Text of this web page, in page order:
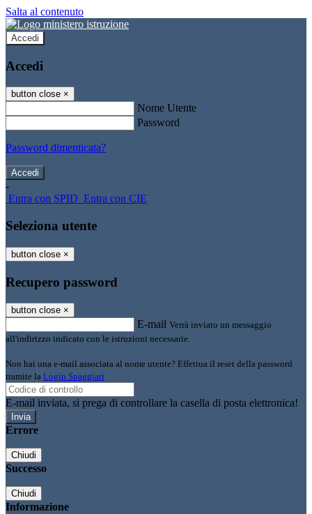
Salta al contenuto
Accedi
Accedi
button close ×
Nome Utente
Password
Password dimenticata?
-
Entra con SPID Entra con CIE
Seleziona utente
button close ×
Recupero password
button close ×
E-mail Verrà inviato un messaggio
all'indirizzo indicato con le istruzioni necessarie.
Non hai una e-mail associata al nome utente? Effettua il reset della password
tramite la Login Spaggiari
E-mail inviata, si prega di controllare la casella di posta elettronica!
Errore
Chiudi
Successo
Chiudi
Informazione